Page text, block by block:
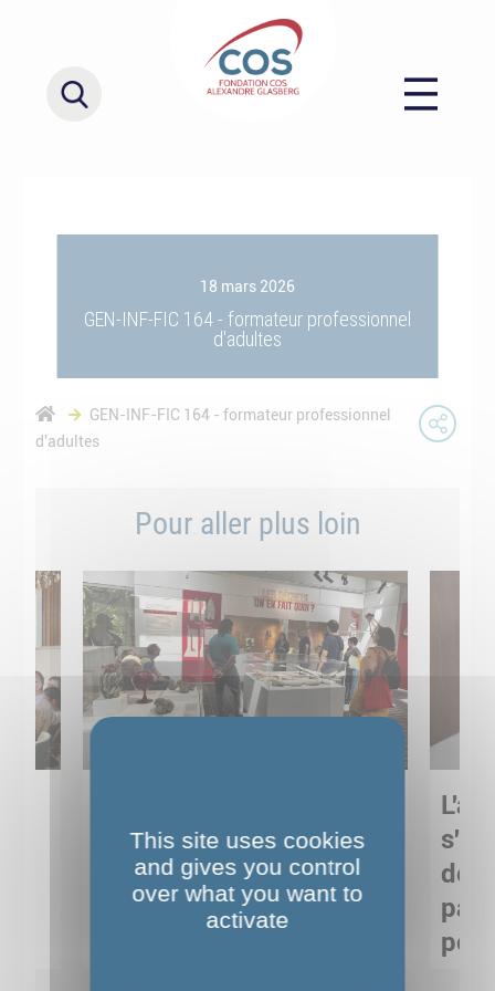
18 mars 2026
GEN-INF-FIC 164 - formateur professionnel
d'adultes
GEN-INF-FIC 164 - formateur professionnel
d'adultes
Pour aller plus loin
Musée de Préhistoire de
Nemours : apprendre
autrement grâce à la
de
This site uses cookies
and gives you control
over what you want to
activate